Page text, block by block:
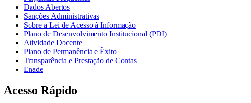
Dados Abertos
Sanções Administrativas
Sobre a Lei de Acesso à Informação
Plano de Desenvolvimento Institucional (PDI)
Atividade Docente
Plano de Permanência e Êxito
Transparência e Prestação de Contas
Enade
Acesso Rápido